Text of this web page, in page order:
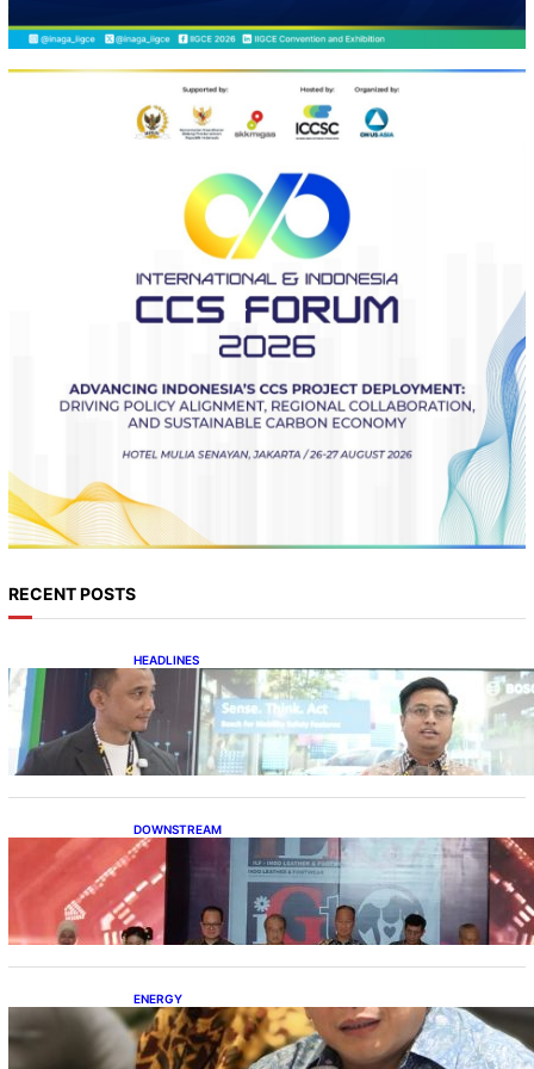
RECENT POSTS
HEADLINES
Teknologi Keselamatan, Penentu Baru
Persaingan Industri Otomotif
DOWNSTREAM
Terbuka, Peluang Usaha bagi IKM Alas Kaki
Lokal
ENERGY
IESR: Kepemimpinan Terpadu jadi Kunci
Percepatan PLTS 100 GW